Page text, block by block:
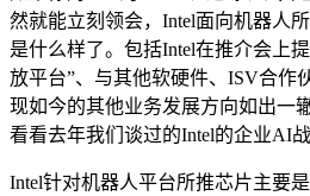
然就能立刻领会，Intel面向机器人
是什么样了。包括Intel在推介会上
放平台”、与其他软硬件、ISV合作
现如今的其他业务发展方向如出
看看去年我们谈过的Intel的企业AI战
Intel针对机器人平台所推芯片主要